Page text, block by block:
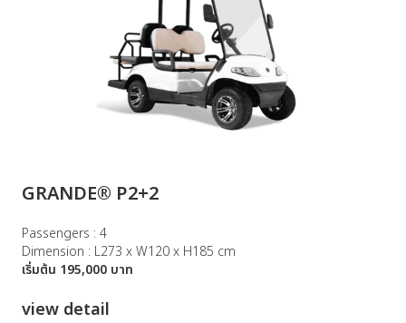
หรูหรารอบคันด้วยไฟ LED Light ประหยัดพลังงาน อายุการใช้งานนาน
ส่องสว่างทุกการเดินทาง ขับขี่ปลอดภัยในเวลากลางคืน
GRANDE® P2+2
Passengers : 4
Dimension : L273 x W120 x H185 cm
เริ่มต้น 195,000 บาท
view detail